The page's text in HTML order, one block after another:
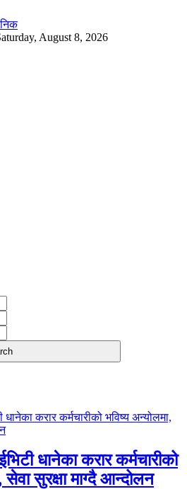
August 8, 2026
धानेका करार कर्मचारीको
सेवा सुरक्षा माग्दै आन्दोलन